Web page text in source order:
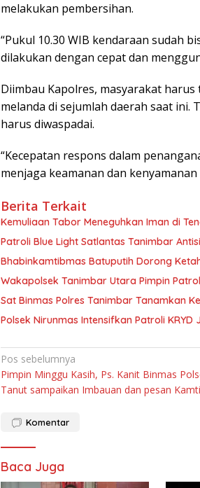
melakukan pembersihan.
“Pukul 10.30 WIB kendaraan sudah
dilakukan dengan cepat dan
Diimbau Kapolres, masyarakat
melanda di sejumlah daerah saat
harus diwaspadai.
“Kecepatan respons dalam
menjaga keamanan dan kenyamanan
Berita Terkait
Kemuliaan Tabor Meneguhkan Iman di
Patroli Blue Light Satlantas Tanimbar
Bhabinkamtibmas Batuputih Dorong
Wakapolsek Tanimbar Utara Pimpin
Sat Binmas Polres Tanimbar Tanamkan
Polsek Nirunmas Intensifkan Patroli KRYD
Navigasi
pos
Pos sebelumnya
Pimpin Minggu Kasih, Ps. Kanit Binmas
Tanut sampaikan Imbauan dan pesan
Komentar
Baca Juga